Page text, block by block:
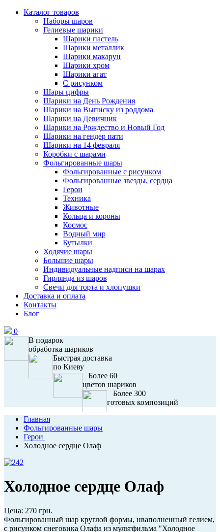
Каталог товаров
Наборы шаров
Гелиевые шарики
Шарики пастель
Шарики металлик
Шарики макарун
Шарики хром
Шарики агат
С рисунком
Шары цифры
Шарики на День Рождения
Шарики на Выписку из роддома
Шарики на Девичник
Шарики на Рождество и Новый Год
Шарики на гендер пати
Шарики на 14 февраля
Коробки с шарами
Фольгированные шары
Фольгированные с рисунком
Фольгированные звезды, сердца
Герои
Техника
Животные
Кольца и короны
Космос
Водный мир
Бутылки
Ходячие шары
Большие шары
Индивидуальные надписи на шарах
Гирлянда из шаров
Свечи для торта и хлопушки
Доставка и оплата
Контакты
Блог
0
В подарок
обработка шариков
Быстрая доставка
по Киеву
Более 60
цветов шариков
Более 300
готовых композиций
Главная
Фольгированные шары
Герои
Холодное сердце Олаф
Холодное сердце Олаф
Цена: 270 грн.
Фольгированный шар круглой формы, нваполненный гелием,
с рисунком снеговика Олафа из мультфильма "Холодное